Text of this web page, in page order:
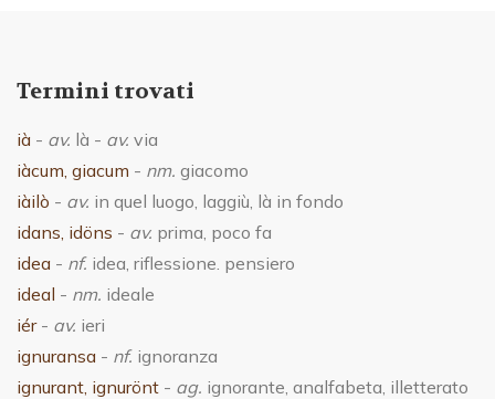
Termini trovati
ià - av. là - av. via
iàcum, giacum - nm. giacomo
iàilò - av. in quel luogo, laggiù, là in fondo
idans, idöns - av. prima, poco fa
idea - nf. idea, riflessione. pensiero
ideal - nm. ideale
iér- av. ieri
ignuransa - nf. ignoranza
ignurant, ignurönt - ag. ignorante, analfabeta, illetterato